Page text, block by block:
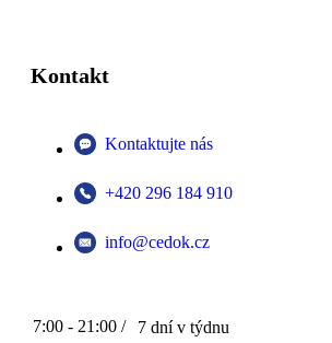
Kontakt
Kontaktujte nás
+420 296 184 910
info@cedok.cz
7:00 - 21:00 / 7 dní v týdnu